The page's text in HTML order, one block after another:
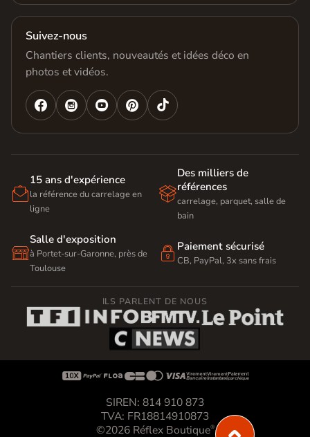
Suivez-nous
Chantiers clients, nouveautés et idées déco en
photos et vidéos.
   

15 ans d'expérience
la référence du carrelage en
ligne

Des milliers de
références
carrelage, parquet, salle de
bain

Salle d'exposition
à Portet-sur-Garonne, près de
Toulouse
 Paiement sécurisé
CB, PayPal, 3x sans frais
ILS PARLENT DE NOUS

SIREN: 814 910 873
TVA: FR18814910873
©2026 Réflex Boutique®